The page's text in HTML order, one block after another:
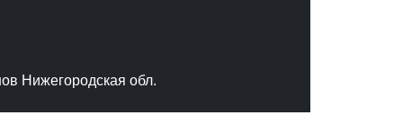
Нижегородская обл.